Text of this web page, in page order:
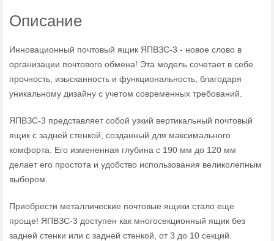
Описание
Инновационный почтовый ящик ЯПВЗС-3 - новое слово в
организации почтового обмена! Эта модель сочетает в себе
прочность, изысканность и функциональность, благодаря
уникальному дизайну с учетом современных требований.
ЯПВЗС-3 представляет собой узкий вертикальный почтовый
ящик с задней стенкой, созданный для максимального
комфорта. Его измененная глубина с 190 мм до 120 мм
делает его простота и удобство использования великолепным
выбором.
Приобрести металлические почтовые ящики стало еще
проще! ЯПВЗС-3 доступен как многосекционный ящик без
задней стенки или с задней стенкой, от 3 до 10 секций.